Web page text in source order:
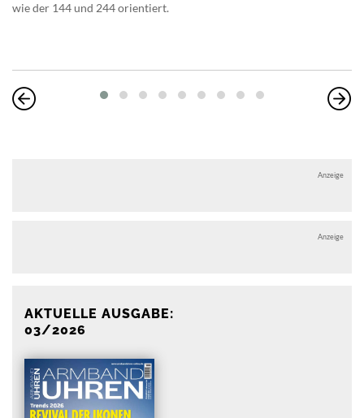
wie der 144 und 244 orientiert.
Anzeige
Anzeige
AKTUELLE AUSGABE:
03/2026